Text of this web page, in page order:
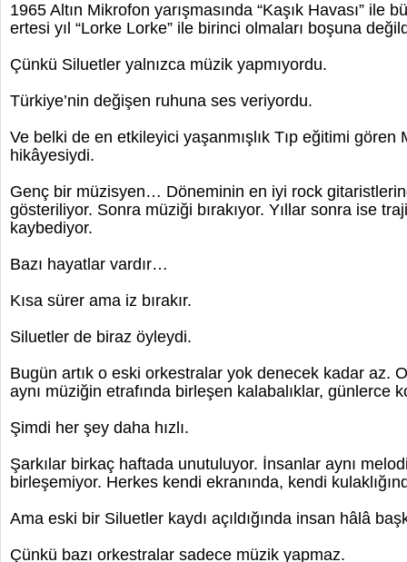
1965 Altın Mikrofon yarışmasında “Kaşık Havası” ile
ertesi yıl “Lorke Lorke” ile birinci olmaları boşuna
Çünkü Siluetler yalnızca müzik yapmıyordu.
Türkiye’nin değişen ruhuna ses veriyordu.
Ve belki de en etkileyici yaşanmışlık Tıp eğitimi gören
hikâyesiydi.
Genç bir müzisyen… Döneminin en iyi rock
gösteriliyor. Sonra müziği bırakıyor. Yıllar sonra ise
kaybediyor.
Bazı hayatlar vardır…
Kısa sürer ama iz bırakır.
Siluetler de biraz öyleydi.
Bugün artık o eski orkestralar yok denecek kadar az.
aynı müziğin etrafında birleşen kalabalıklar, günlerce
Şimdi her şey daha hızlı.
Şarkılar birkaç haftada unutuluyor. İnsanlar aynı
birleşemiyor. Herkes kendi ekranında, kendi
Ama eski bir Siluetler kaydı açıldığında insan hâlâ
Çünkü bazı orkestralar sadece müzik yapmaz.